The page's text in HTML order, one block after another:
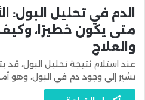
الدم في تحليل البول:
متى يكون خطيرًا،
والعلاج
عند استلام نتيجة تحليل البول،
تشير إلى وجود دم في البول، وهو